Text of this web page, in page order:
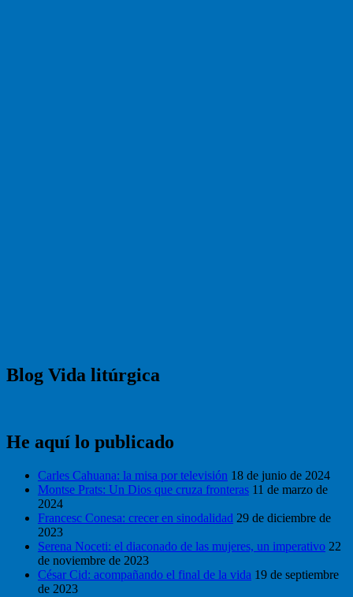
Blog Vida litúrgica
He aquí lo publicado
Carles Cahuana: la misa por televisión 18 de junio de 2024
Montse Prats: Un Dios que cruza fronteras 11 de marzo de
2024
Francesc Conesa: crecer en sinodalidad 29 de diciembre de
2023
Serena Noceti: el diaconado de las mujeres, un imperativo 22
de noviembre de 2023
César Cid: acompañando el final de la vida 19 de septiembre
de 2023